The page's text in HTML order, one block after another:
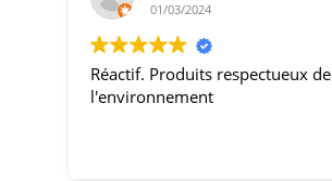
01/03/2024
Réactif. Produits respectueux de
l'environnement